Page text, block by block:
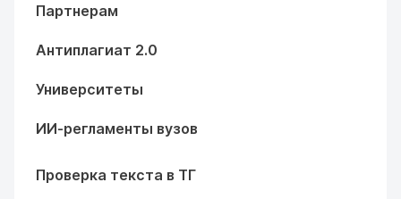
Партнерам
Антиплагиат 2.0
Университеты
ИИ-регламенты вузов
Проверка текста в ТГ